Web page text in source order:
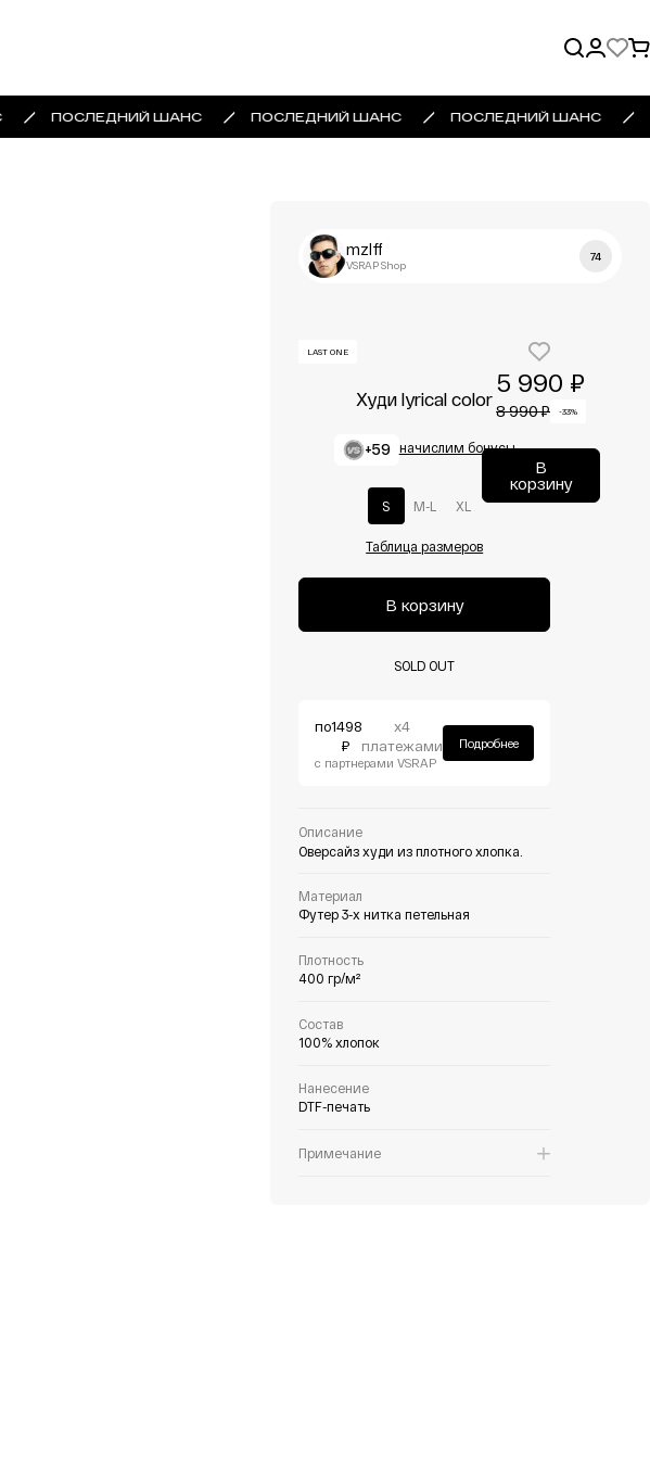
ПОСЛЕДНИЙ ШАНС ПОСЛЕДНИЙ ШАНС ПОСЛЕДНИЙ ШАНС
mzlff
VSRAP Shop
74
LAST ONE
Худи lyrical color
+59 начислим бонусы
S M-L XL
Таблица размеров
В корзину
SOLD OUT
по1498
₽
х4
платежами
с партнерами VSRAP
Подробнее
Описание
Оверсайз худи из плотного хлопка.
Материал
Футер 3-х нитка петельная
Плотность
400 гр/м²
Состав
100% хлопок
Нанесение
DTF-печать
Примечание
5 990 ₽
8 990 ₽ -33%
В
корзину